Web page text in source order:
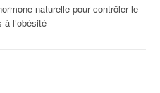
naturelle pour contrôler le
l’obésité